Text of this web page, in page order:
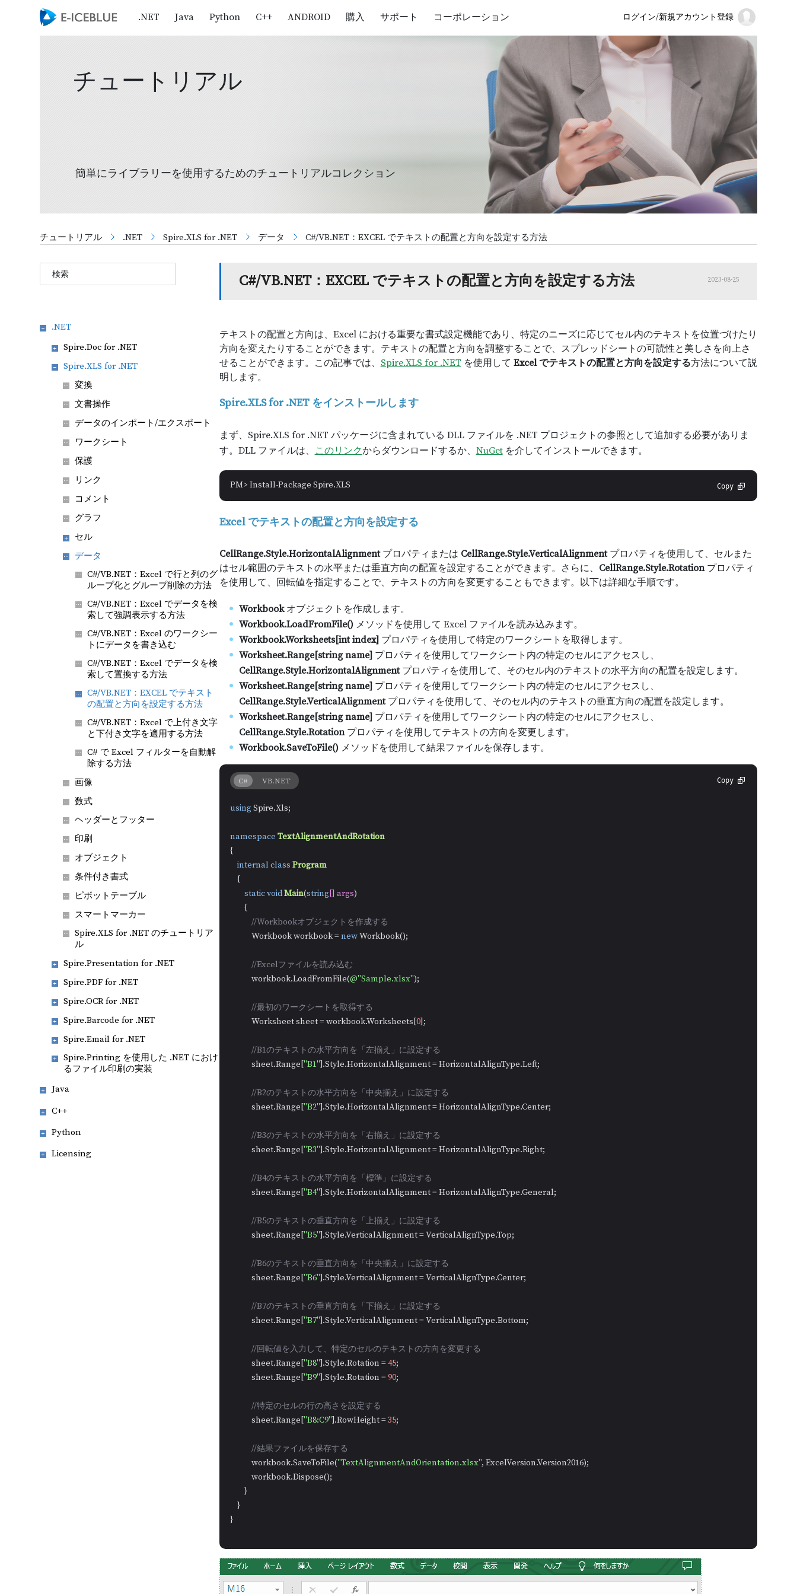
.NET Java Python C++ ANDROID 購入 サポート コーポレーション ログイン/新規アカウント登録
チュートリアル
簡単にライブラリーを使用するためのチュートリアルコレクション
チュートリアル .NET Spire.XLS for .NET データ C#/VB.NET：EXCEL でテキストの配置と方向を設定する方法
2023-08-25
C#/VB.NET：EXCEL でテキストの配置と方向を設定する方法
テキストの配置と方向は、Excel における重要な書式設定機能であり、特定のニーズに応じてセル内のテキストを位置づけたり
方向を変えたりすることができます。テキストの配置と方向を調整することで、スプレッドシートの可読性と美しさを向上さ
せることができます。この記事では、 Spire.XLS for .NET を使用して Excel でテキストの配置と方向を設定する方法について説
明します。
Spire.XLS for .NET をインストールします
まず、Spire.XLS for .NET パッケージに含まれている DLL ファイルを .NET プロジェクトの参照として追加する必要がありま
す。DLL ファイルは、
このリンクからダウンロードするか、 NuGetを介してインストールできます。
Copy
PM> Install-Package Spire.XLS
Excel でテキストの配置と方向を設定する
CellRange.Style.HorizontalAlignmentプロパティまたは CellRange.Style.VerticalAlignmentプロパティを使用して、セルまた
はセル範囲のテキストの水平または垂直方向の配置を設定することができます。さらに、 CellRange.Style.Rotationプロパティ
を使用して、回転値を指定することで、テキストの方向を変更することもできます。以下は詳細な手順です。
Workbookオブジェクトを作成します。
Workbook.LoadFromFile()メソッドを使用して Excel ファイルを読み込みます。
Workbook.Worksheets[int index] プロパティを使用して特定のワークシートを取得します。
Worksheet.Range[string name] プロパティを使用してワークシート内の特定のセルにアクセスし、
CellRange.Style.HorizontalAlignmentプロパティを使用して、そのセル内のテキストの水平方向の配置を設定します。
Worksheet.Range[string name] プロパティを使用してワークシート内の特定のセルにアクセスし、
CellRange.Style.VerticalAlignmentプロパティを使用して、そのセル内のテキストの垂直方向の配置を設定します。
Worksheet.Range[string name] プロパティを使用してワークシート内の特定のセルにアクセスし、
CellRange.Style.Rotationプロパティを使用してテキストの方向を変更します。
Workbook.SaveToFile()メソッドを使用して結果ファイルを保存します。
C# VB.NET Copy
using Spire.Xls;
namespace TextAlignmentAndRotation
{
internalclass Program
    {
staticvoidMain(string[] args)
        {
//Workbookオブジェクトを作成する
            Workbook workbook =
new Workbook();
//Excelファイルを読み込む
            workbook.LoadFromFile(
@"Sample.xlsx");
//最初のワークシートを取得する
            Worksheet sheet = workbook.Worksheets[
0];
//B1のテキストの水平方向を「左揃え」に設定する
            sheet.Range[
"B1"].Style.HorizontalAlignment = HorizontalAlignType.Left;
//B2のテキストの水平方向を「中央揃え」に設定する
            sheet.Range[
"B2"].Style.HorizontalAlignment = HorizontalAlignType.Center;
//B3のテキストの水平方向を「右揃え」に設定する
            sheet.Range[
"B3"].Style.HorizontalAlignment = HorizontalAlignType.Right;
//B4のテキストの水平方向を「標準」に設定する
            sheet.Range[
"B4"].Style.HorizontalAlignment = HorizontalAlignType.General;
//B5のテキストの垂直方向を「上揃え」に設定する
            sheet.Range[
"B5"].Style.VerticalAlignment = VerticalAlignType.Top;
//B6のテキストの垂直方向を「中央揃え」に設定する
            sheet.Range[
"B6"].Style.VerticalAlignment = VerticalAlignType.Center;
//B7のテキストの垂直方向を「下揃え」に設定する
            sheet.Range[
"B7"].Style.VerticalAlignment = VerticalAlignType.Bottom;
//回転値を入力して、特定のセルのテキストの方向を変更する
            sheet.Range[
"B8"].Style.Rotation = 45;
            sheet.Range[
"B9"].Style.Rotation = 90;
//特定のセルの行の高さを設定する
            sheet.Range[
"B8:C9"].RowHeight = 35;
//結果ファイルを保存する
            workbook.SaveToFile(
"TextAlignmentAndOrientation.xlsx", ExcelVersion.Version2016);
            workbook.Dispose();
        }
    }
}
.NET
Spire.Doc for .NET
Spire.XLS for .NET
変換
文書操作
データのインポート/エクスポート
ワークシート
保護
リンク
コメント
グラフ
セル
データ
C#/VB.NET：Excel で行と列のグ
ループ化とグループ削除の方法
C#/VB.NET：Excel でデータを検
索して強調表示する方法
C#/VB.NET：Excel のワークシー
トにデータを書き込む
C#/VB.NET：Excel でデータを検
索して置換する方法
C#/VB.NET：EXCEL でテキスト
の配置と方向を設定する方法
C#/VB.NET：Excel で上付き文字
と下付き文字を適用する方法
C# で Excel フィルターを自動解
除する方法
画像
数式
ヘッダーとフッター
印刷
オブジェクト
条件付き書式
ピボットテーブル
スマートマーカー
Spire.XLS for .NET のチュートリア
ル
Spire.Presentation for .NET
Spire.PDF for .NET
Spire.OCR for .NET
Spire.Barcode for .NET
Spire.Email for .NET
Spire.Printing を使用した .NET におけ
るファイル印刷の実装
Java
C++
Python
Licensing